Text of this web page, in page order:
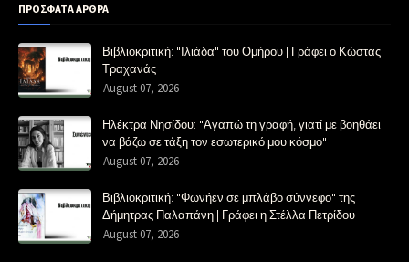
ΠΡΟΣΦΑΤΑ ΑΡΘΡΑ
Βιβλιοκριτική: "Ιλιάδα" του Ομήρου | Γράφει ο Κώστας
Τραχανάς
August 07, 2026
Ηλέκτρα Νησίδου: "Αγαπώ τη γραφή, γιατί με βοηθάει
να βάζω σε τάξη τον εσωτερικό μου κόσμο"
August 07, 2026
Βιβλιοκριτική: "Φωνήεν σε μπλάβο σύννεφο" της
Δήμητρας Παλαπάνη | Γράφει η Στέλλα Πετρίδου
August 07, 2026